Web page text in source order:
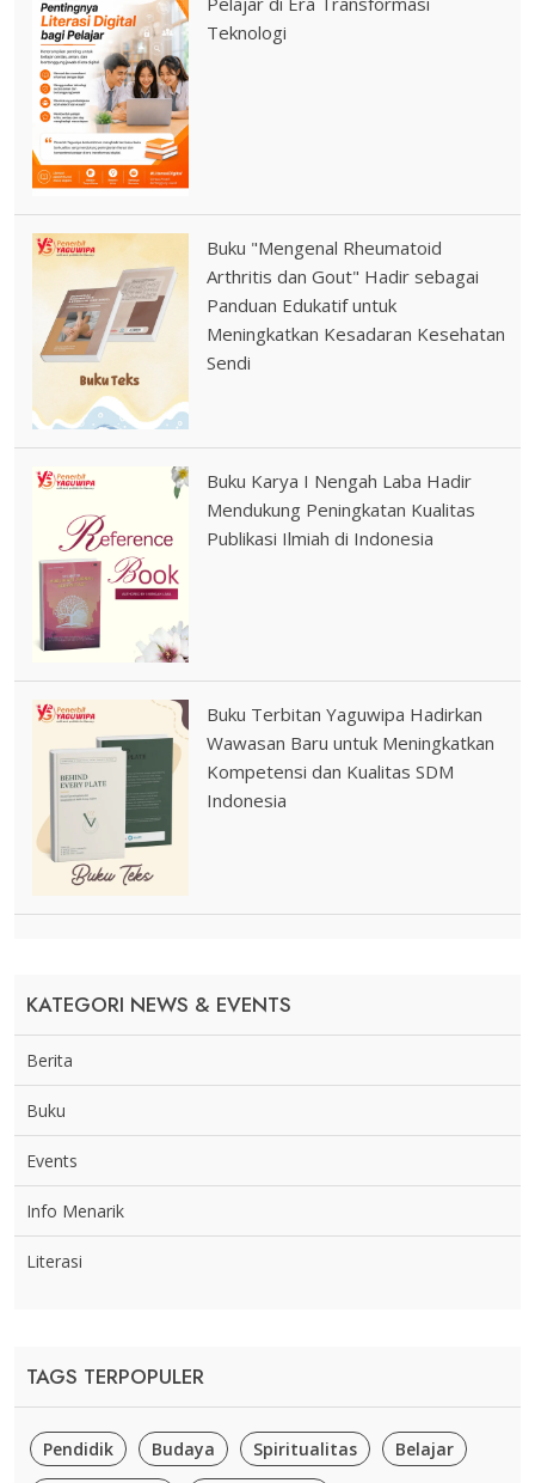
Teknologi
Buku "Mengenal Rheumatoid
Arthritis dan Gout" Hadir sebagai
Panduan Edukatif untuk
Meningkatkan Kesadaran Kesehatan
Sendi
Buku Karya I Nengah Laba Hadir
Mendukung Peningkatan Kualitas
Publikasi Ilmiah di Indonesia
Buku Terbitan Yaguwipa Hadirkan
Wawasan Baru untuk Meningkatkan
Kompetensi dan Kualitas SDM
Indonesia
KATEGORI NEWS & EVENTS
Berita
Buku
Events
Info Menarik
Literasi
TAGS TERPOPULER
Pendidik Budaya Spiritualitas Belajar